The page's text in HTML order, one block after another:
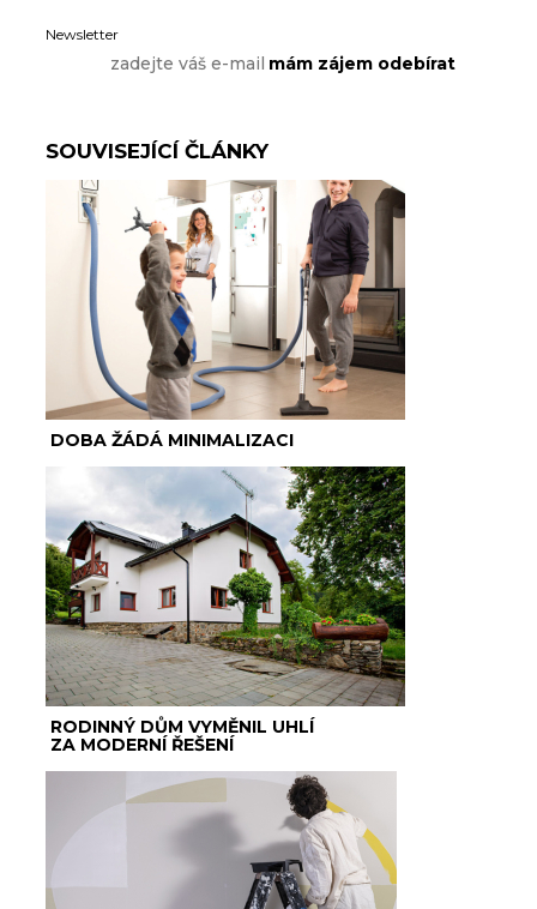
Newsletter
SOUVISEJÍCÍ ČLÁNKY
DOBA ŽÁDÁ MINIMALIZACI
RODINNÝ DŮM VYMĚNIL UHLÍ
ZA MODERNÍ ŘEŠENÍ